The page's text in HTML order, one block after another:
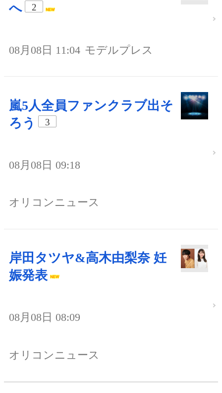
へ
2
08月08日 11:04 モデルプレス
嵐5人全員ファンクラブ出そ
ろう
3
08月08日 09:18
オリコンニュース
岸田タツヤ&高木由梨奈 妊
娠発表
08月08日 08:09
オリコンニュース